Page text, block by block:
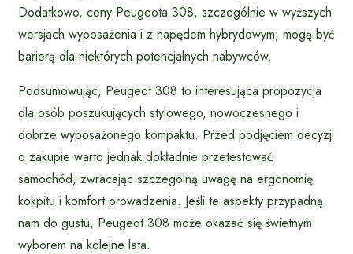
Dodatkowo, ceny Peugeota 308, szczególnie w wyższych
wersjach wyposażenia i z napędem hybrydowym, mogą być
barierą dla niektórych potencjalnych nabywców.
Podsumowując, Peugeot 308 to interesująca propozycja
dla osób poszukujących stylowego, nowoczesnego i
dobrze wyposażonego kompaktu. Przed podjęciem decyzji
o zakupie warto jednak dokładnie przetestować
samochód, zwracając szczególną uwagę na ergonomię
kokpitu i komfort prowadzenia. Jeśli te aspekty przypadną
nam do gustu, Peugeot 308 może okazać się świetnym
wyborem na kolejne lata.